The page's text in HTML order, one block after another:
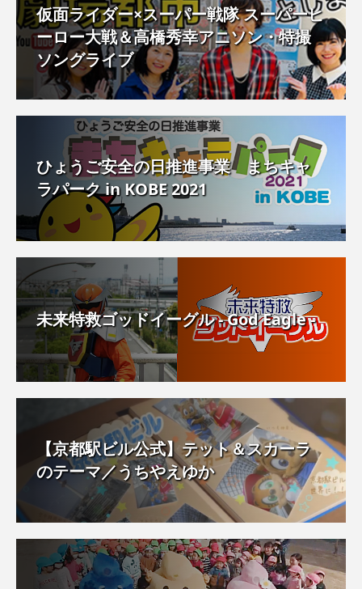
仮面ライダー×スーパー戦隊 スーパーヒ
ーロー大戦＆高橋秀幸アニソン・特撮
ソングライブ
ひょうご安全の日推進事業 まちキャ
ラパーク in KOBE 2021
未来特救ゴッドイーグル - God Eagle -
【京都駅ビル公式】テット＆スカーラ
のテーマ／うちやえゆか